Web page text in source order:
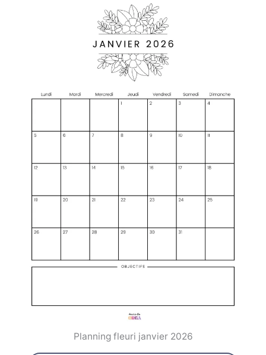
Planning fleuri janvier 2026